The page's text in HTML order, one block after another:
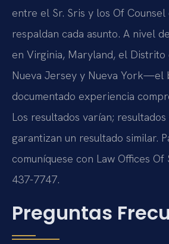
entre el Sr. Sris y los Of
respaldan cada asunto. A nivel
en Virginia, Maryland, el Distrito
Nueva Jersey y Nueva York—el
documentado experiencia
Los resultados varían;
garantizan un resultado similar.
comuníquese con Law Offices Of
437-7747.
Preguntas